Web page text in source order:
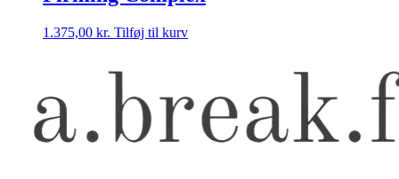
1.375,00 kr. Tilføj til kurv